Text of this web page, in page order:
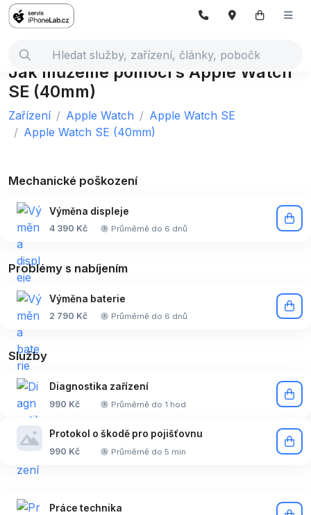
Jak můžeme pomoci s Apple Watch
SE (40mm)
Zařízení Apple Watch
Apple Watch SE
Apple Watch SE (40mm)
Mechanické poškození
Výměna displeje
4 390 Kč Průměrně do 6 dnů
Problémy s nabíjením
Výměna baterie
2 790 Kč Průměrně do 6 dnů
Služby
Diagnostika zařízení
990 Kč Průměrně do 1 hod
Protokol o škodě pro pojišťovnu
990 Kč Průměrně do 5 min
Práce technika